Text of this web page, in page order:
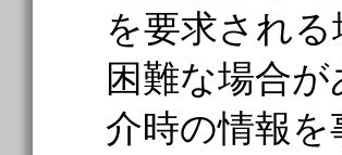
を要求され
困難な場合
介時の情報